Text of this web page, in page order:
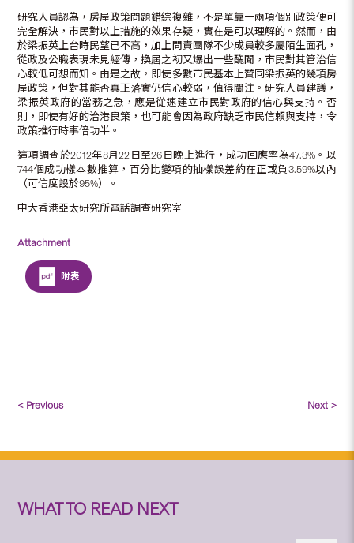
研究人員認為，房屋政策問題錯綜複雜，不是單靠一兩項個別政策便可
完全解決，市民對以上措施的效果存疑，實在是可以理解的。然而，由
於梁振英上台時民望已不高，加上問責團隊不少成員較多屬陌生面孔，
從政及公職表現未見經傳，換屆之初又爆出一些醜聞，市民對其管治信
心較低可想而知。由是之故，即使多數市民基本上贊同梁振英的幾項房
屋政策，但對其能否真正落實仍信心較弱，值得關注。研究人員建議，
梁振英政府的當務之急，應是從速建立市民對政府的信心與支持。否
則，即使有好的治港良策，也可能會因為政府缺乏市民信賴與支持，令
政策推行時事倍功半。
這項調查於2012年8月22日至26日晚上進行，成功回應率為47.3%。以
744個成功樣本數推算，百分比變項的抽樣誤差約在正或負3.59%以內
（可信度設於95%）。
中大香港亞太研究所電話調查研究室
Attachment
附表
< Previous Next >
WHAT TO READ NEXT